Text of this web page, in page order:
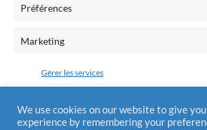
Préférences
Marketing
Gérer les services
Accepter
28170 St Sauveur Marville
Tél.: 0810 310 025
We use cookies on our website to give
experience by remembering your